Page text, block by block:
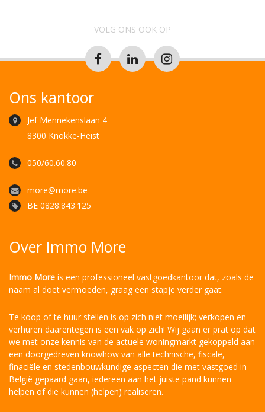
VOLG ONS OOK OP
Ons kantoor
Jef Mennekenslaan 4
8300 Knokke-Heist
050/60.60.80
more@more.be
BE 0828.843.125
Over Immo More
Immo More is een professioneel vastgoedkantoor dat, zoals de
naam al doet vermoeden, graag een stapje verder gaat.
Te koop of te huur stellen is op zich niet moeilijk; verkopen en
verhuren daarentegen is een vak op zich! Wij gaan er prat op dat
we met onze kennis van de actuele woningmarkt gekoppeld aan
een doorgedreven knowhow van alle technische, fiscale,
finaciële en stedenbouwkundige aspecten die met vastgoed in
België gepaard gaan, iedereen aan het juiste pand kunnen
helpen of die kunnen (helpen) realiseren.